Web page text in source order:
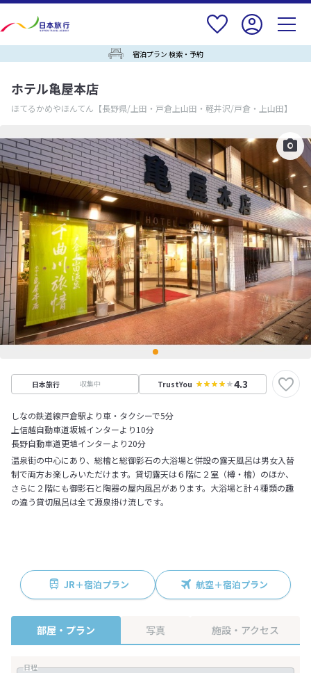
宿泊プラン 検索・予約
ホテル亀屋本店
ほてるかめやほんてん 【長野県/上田・戸倉上山田・軽井沢/戸倉・上山田】
日本旅行 収集中 TrustYou 4.3
しなの鉄道線戸倉駅より車・タクシーで5分
上信越自動車道坂城インターより10分
長野自動車道更埴インターより20分
温泉街の中心にあり、総檜と総御影石の大浴場と併設の露天風呂は男女入替
制で両方お楽しみいただけます。貸切露天は６階に２室（樽・檜）のほか、
さらに２階にも御影石と陶器の屋内風呂があります。大浴場と計４種類の趣
の違う貸切風呂は全て源泉掛け流しです。
JR＋宿泊プラン 航空＋宿泊プラン
部屋・プラン 写真 施設・アクセス
日程